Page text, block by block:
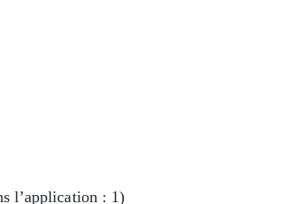
l’application : 1)